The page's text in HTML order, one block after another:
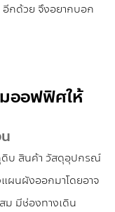
อีกด้วย จึงอยากบอก
ออฟฟิศให้
ดิบ สินค้า วัสดุอุปกรณ์
ผนผังออกมาโดยอาจ
ม มีช่องทางเดิน